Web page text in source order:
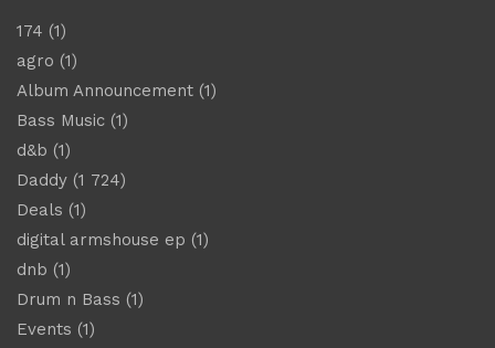
174 (1)
agro (1)
Album Announcement (1)
Bass Music (1)
d&b (1)
Daddy (1 724)
Deals (1)
digital armshouse ep (1)
dnb (1)
Drum n Bass (1)
Events (1)